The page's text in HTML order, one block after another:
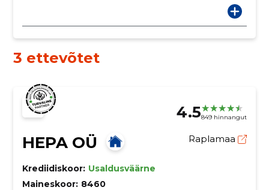
3 ettevõtet
4.5849 hinnangut
HEPA OÜ Raplamaa
Krediidiskoor: Usaldusväärne
Maineskoor: 8460